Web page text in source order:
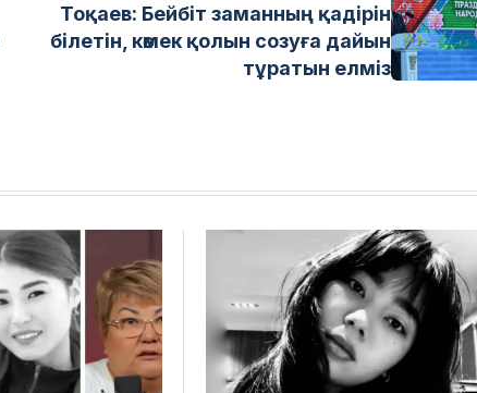
Тоқаев: Бейбіт заманның қадірін
білетін, көмек қолын созуға дайын
тұратын елміз